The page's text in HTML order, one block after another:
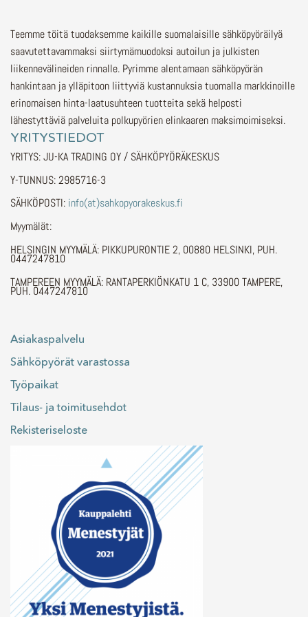
Teemme töitä tuodaksemme kaikille suomalaisille sähköpyöräilyä
saavutettavammaksi siirtymämuodoksi autoilun ja julkisten
liikennevälineiden rinnalle. Pyrimme alentamaan sähköpyörän
hankintaan ja ylläpitoon liittyviä kustannuksia tuomalla markkinoille
erinomaisen hinta-laatusuhteen tuotteita sekä helposti
lähestyttäviä palveluita polkupyörien elinkaaren maksimoimiseksi.
YRITYSTIEDOT
YRITYS: JU-KA TRADING OY / SÄHKÖPYÖRÄKESKUS
Y-TUNNUS: 2985716-3
SÄHKÖPOSTI: info(at)sahkopyorakeskus.fi
Myymälät:
HELSINGIN MYYMÄLÄ: PIKKUPURONTIE 2, 00880 HELSINKI, PUH.
0447247810
TAMPEREEN MYYMÄLÄ: RANTAPERKIÖNKATU 1 C, 33900 TAMPERE,
PUH. 0447247810
Asiakaspalvelu
Sähköpyörät varastossa
Työpaikat
Tilaus- ja toimitusehdot
Rekisteriseloste